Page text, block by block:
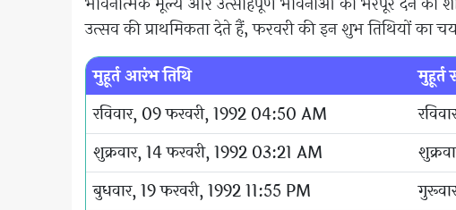
उत्सव की प्राथमिकता देते हैं, फरवरी की इन शुभ तिथियों का
मुहूर्त आरंभ तिथि मुहूर्त
रविवार, 09 फरवरी, 1992 04:50 AM
शुक्रवार, 14 फरवरी, 1992 03:21 AM
बुधवार, 19 फरवरी, 1992 11:55 PM